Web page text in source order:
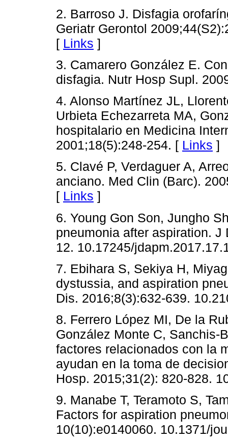
2. Barroso J. Disfagia
Geriatr Gerontol
[ Links ]
3. Camarero González E.
disfagia. Nutr Hosp Supl.
4. Alonso Martínez JL,
Urbieta Echezarreta MA,
hospitalario en Medicina
2001;18(5):248-254. [ Links ]
5. Clavé P, Verdaguer A,
anciano. Med Clin (Barc).
[ Links ]
6. Young Gon Son, Jungho
pneumonia after aspiration.
12. 10.17245/
7. Ebihara S, Sekiya H,
dystussia, and aspiration
Dis. 2016;8(3):632-639.
8. Ferrero López MI, De la
González Monte C, Sanchis-
factores relacionados con la
ayudan en la toma de
Hosp. 2015;31(2): 820-828.
9. Manabe T, Teramoto S,
Factors for aspiration
10(10):e0140060. 10.1371/